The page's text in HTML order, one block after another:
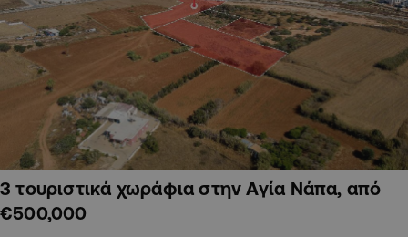
3 τουριστικά χωράφια στην Αγία Νάπα, από
€500,000